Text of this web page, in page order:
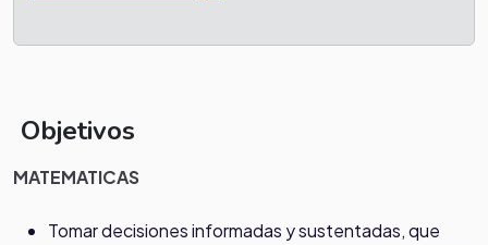
Objetivos
MATEMATICAS
Tomar decisiones informadas y sustentadas, que